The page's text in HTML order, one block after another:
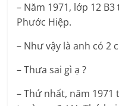
– Năm 1971, lớp 12
Phước Hiệp.
– Như vậy là anh có 2
– Thưa sai gì ạ ?
– Thứ nhất, năm